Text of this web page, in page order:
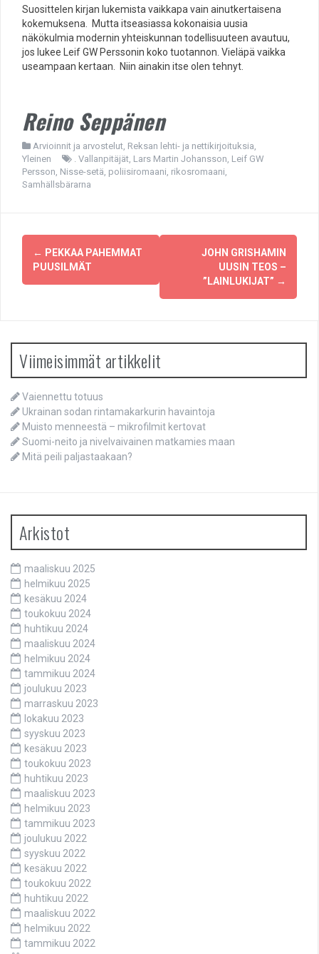
Suosittelen kirjan lukemista vaikkapa vain ainutkertaisena
kokemuksena. Mutta itseasiassa kokonaisia uusia
näkökulmia modernin yhteiskunnan todellisuuteen avautuu,
jos lukee Leif GW Perssonin koko tuotannon. Vieläpä vaikka
useampaan kertaan. Niin ainakin itse olen tehnyt.
Reino Seppänen
Arvioinnit ja arvostelut Reksan lehti- ja nettikirjoituksia
Yleinen
. Vallanpitäjät Lars Martin Johansson Leif GW
Persson Nisse-setä poliisiromaani rikosromaani
Samhällsbärarna
Post
navigation
← PEKKAA PAHEMMAT
PUUSILMÄT
JOHN GRISHAMIN
UUSIN TEOS –
”LAINLUKIJAT” →
Viimeisimmät artikkelit
Vaiennettu totuus
Ukrainan sodan rintamakarkurin havaintoja
Muisto menneestä – mikrofilmit kertovat
Suomi-neito ja nivelvaivainen matkamies maan
Mitä peili paljastaakaan?
Arkistot
maaliskuu 2025
helmikuu 2025
kesäkuu 2024
toukokuu 2024
huhtikuu 2024
maaliskuu 2024
helmikuu 2024
tammikuu 2024
joulukuu 2023
marraskuu 2023
lokakuu 2023
syyskuu 2023
kesäkuu 2023
toukokuu 2023
huhtikuu 2023
maaliskuu 2023
helmikuu 2023
tammikuu 2023
joulukuu 2022
syyskuu 2022
kesäkuu 2022
toukokuu 2022
huhtikuu 2022
maaliskuu 2022
helmikuu 2022
tammikuu 2022